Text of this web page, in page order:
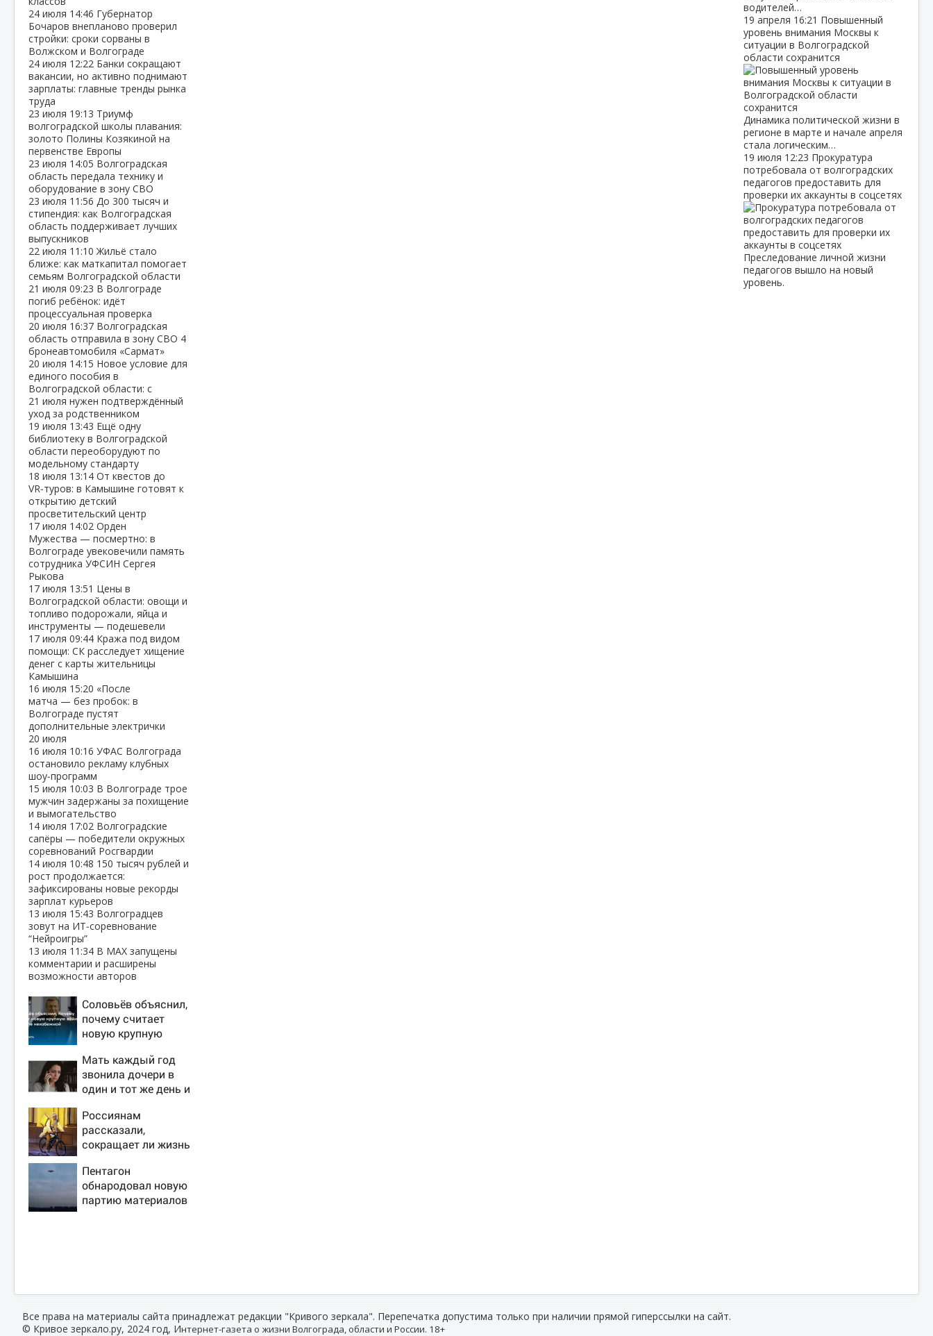
24 июля 14:46 Губернатор
Бочаров внепланово проверил
стройки: сроки сорваны в
Волжском и Волгограде
24 июля 12:22 Банки сокращают
вакансии, но активно поднимают
зарплаты: главные тренды рынка
труда
23 июля 19:13 Триумф
волгоградской школы плавания:
золото Полины Козякиной на
первенстве Европы
23 июля 14:05 Волгоградская
область передала технику и
оборудование в зону СВО
23 июля 11:56 До 300 тысяч и
стипендия: как Волгоградская
область поддерживает лучших
выпускников
22 июля 11:10Жильё стало
ближе: как маткапитал помогает
семьям Волгоградской области
21 июля 09:23 В Волгограде
погиб ребёнок: идёт
процессуальная проверка
20 июля 16:37 Волгоградская
область отправила в зону СВО 4
бронеавтомобиля «Сармат»
20 июля 14:15 Новое условие для
единого пособия в
Волгоградской области: с
21 июля нужен подтверждённый
уход за родственником
19 июля 13:43 Ещё одну
библиотеку в Волгоградской
области переоборудуют по
модельному стандарту
18 июля 13:14 От квестов до
VR‑туров: в Камышине готовят к
открытию детский
просветительский центр
17 июля 14:02 Орден
Мужества — посмертно: в
Волгограде увековечили память
сотрудника УФСИН Сергея
Рыкова
17 июля 13:51 Цены в
Волгоградской области: овощи и
топливо подорожали, яйца и
инструменты — подешевели
17 июля 09:44 Кража под видом
помощи: СК расследует хищение
денег с карты жительницы
Камышина
16 июля 15:20 «После
матча — без пробок: в
Волгограде пустят
дополнительные электрички
20 июля
16 июля 10:16 УФАС Волгограда
остановило рекламу клубных
шоу‑программ
15 июля 10:03 В Волгограде трое
мужчин задержаны за похищение
и вымогательство
14 июля 17:02 Волгоградские
сапёры — победители окружных
соревнований Росгвардии
14 июля 10:48 150 тысяч рублей и
рост продолжается:
зафиксированы новые рекорды
зарплат курьеров
13 июля 15:43 Волгоградцев
зовут на ИТ‑соревнование
“Нейроигры”
13 июля 11:34 В МАХ запущены
комментарии и расширены
возможности авторов
Соловьёв объяснил,
почему считает
новую крупную
неизбежной
Мать каждый год
звонила дочери в
один и тот же день и
раскрылась
слишком поздно:
история одной
Россиянам
рассказали,
сокращает ли жизнь
Пентагон
обнародовал новую
партию материалов
водителей…
19 апреля 16:21 Повышенный
уровень внимания Москвы к
ситуации в Волгоградской
области сохранится
Динамика политической жизни в
регионе в марте и начале апреля
стала логическим…
19 июля 12:23 Прокуратура
потребовала от волгоградских
педагогов предоставить для
проверки их аккаунты в соцсетях
Преследование личной жизни
педагогов вышло на новый
уровень.
Все права на материалы сайта принадлежат редакции "Кривого зеркала". Перепечатка допустима только при наличии прямой гиперссылки на сайт.
© Кривое зеркало.ру, 2024 год, Интернет-газета о жизни Волгограда, области и России. 18+